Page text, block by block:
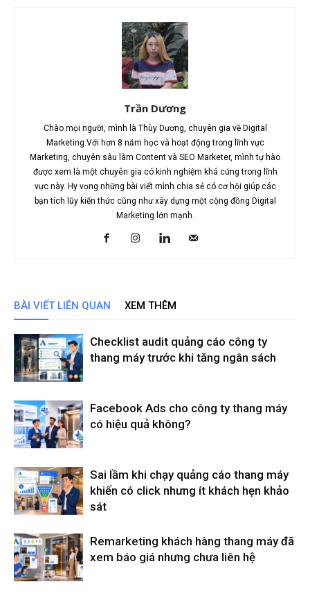
Trần Dương
Chào mọi người, mình là Thùy Dương, chuyên gia về Digital
Marketing.Với hơn 8 năm học và hoạt động trong lĩnh vực
Marketing, chuyên sâu làm Content và SEO Marketer, mình tự hào
được xem là một chuyên gia có kinh nghiệm khá cứng trong lĩnh
vực này. Hy vọng những bài viết mình chia sẻ có cơ hội giúp các
bạn tích lũy kiến thức cũng như xây dựng một cộng đồng Digital
Marketing lớn mạnh.
BÀI VIẾT LIÊN QUAN XEM THÊM
Checklist audit quảng cáo công ty
thang máy trước khi tăng ngân sách
Facebook Ads cho công ty thang máy
có hiệu quả không?
Sai lầm khi chạy quảng cáo thang máy
khiến có click nhưng ít khách hẹn khảo
sát
Remarketing khách hàng thang máy đã
xem báo giá nhưng chưa liên hệ